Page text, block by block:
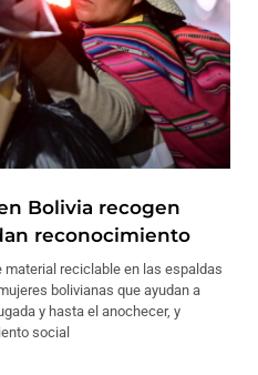
Bolivia recogen
reconocimiento
material reciclable en las espaldas
bolivianas que ayudan a
y hasta el anochecer, y
social